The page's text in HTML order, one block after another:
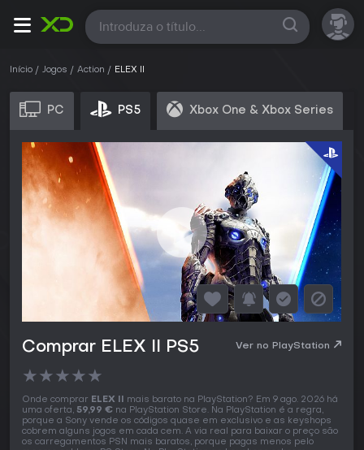
Todas
Início Jogos Action ELEX II
PC PS5 Xbox One & Xbox Series
Comprar ELEX II PS5 Ver no PlayStation
★★★★★
Onde comprar ELEX II mais barato na PlayStation? Em 9 ago. 2026 há
uma oferta, 59,99 € na PlayStation Store. Na PlayStation é a regra,
porque a Sony vende os códigos quase em exclusivo e as keyshops
cobrem alguns jogos em cada cem. A via real para baixar o preço são
os carregamentos PSN mais baratos, porque pagas menos pelo